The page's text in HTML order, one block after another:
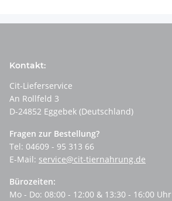
Kontakt:
Cit-Lieferservice
An Rollfeld 3
D-24852 Eggebek (Deutschland)
Fragen zur Bestellung?
Tel: 04609 - 95 313 66
E-Mail: service@cit-tiernahrung.de
Bürozeiten:
Mo - Do: 08:00 - 12:00 & 13:30 - 16:00 Uhr